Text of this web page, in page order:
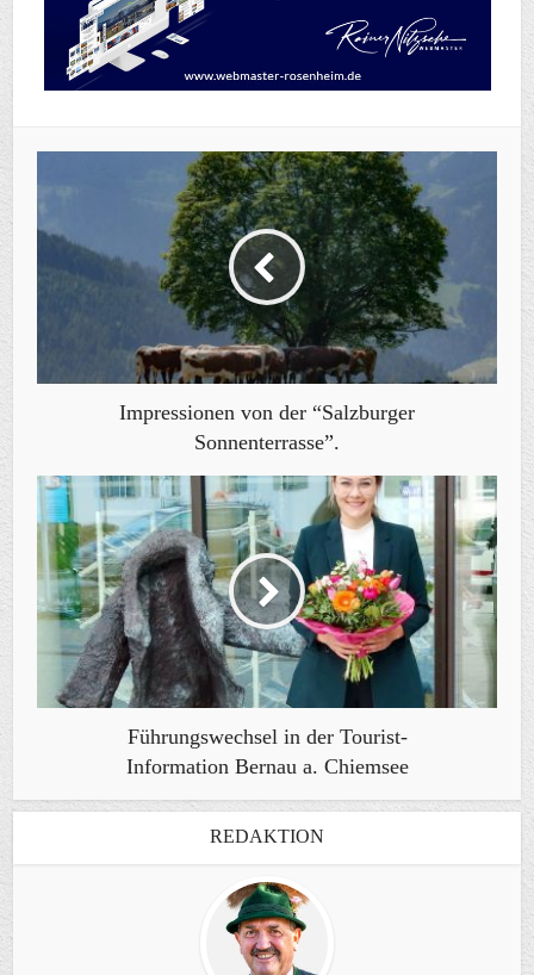
Impressionen von der “Salzburger
Sonnenterrasse”.
Führungswechsel in der Tourist-
Information Bernau a. Chiemsee
REDAKTION